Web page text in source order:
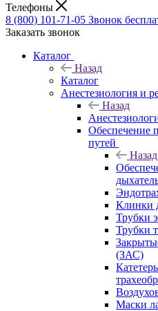
Телефоны
8 (800) 101-71-05 Звонок
Заказать звонок
Каталог
Назад
Каталог
Анестезиология и
Назад
Обеспечение
путей
Назад
Клинки
Трубки
Трубки
(ЗАС)
Маски